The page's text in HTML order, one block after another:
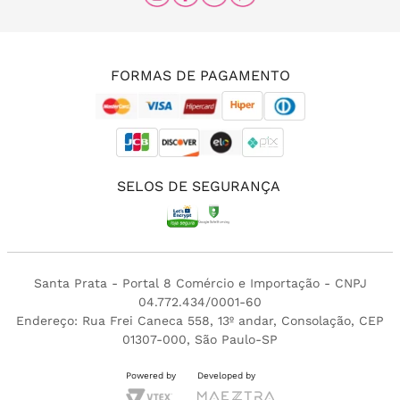
FORMAS DE PAGAMENTO
SELOS DE SEGURANÇA
Santa Prata - Portal 8 Comércio e Importação - CNPJ
04.772.434/0001-60
Endereço: Rua Frei Caneca 558, 13º andar, Consolação, CEP
01307-000, São Paulo-SP
Powered by Developed by